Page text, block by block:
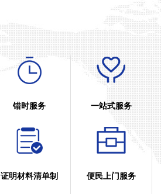
错时服务 一站式服务
证明材料清单制 便民上门服务